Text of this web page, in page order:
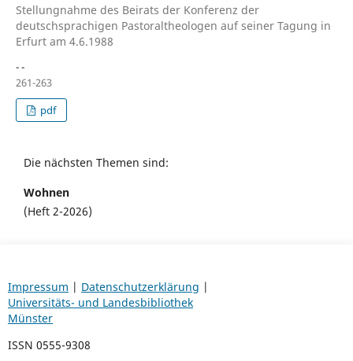
Stellungnahme des Beirats der Konferenz der
deutschsprachigen Pastoraltheologen auf seiner Tagung in
Erfurt am 4.6.1988
- -
261-263
pdf
Die nächsten Themen sind:
Wohnen
(Heft 2-2026)
Impressum | Datenschutzerklärung |
Universitäts- und Landesbibliothek
Münster
ISSN 0555-9308